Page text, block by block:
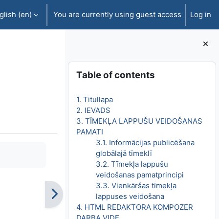
‎(en)‎ You are currently using guest access Log in
Blocks
Skip Table of contents
Table of contents
1. Titullapa
2. IEVADS
3. TĪMEKĻA LAPPUŠU VEIDOŠANAS
PAMATI
3.1. Informācijas publicēšana
globālajā tīmeklī
3.2. Tīmekļa lappušu
veidošanas pamatprincipi
3.3. Vienkāršas tīmekļa
lappuses veidošana
4. HTML REDAKTORA KOMPOZER